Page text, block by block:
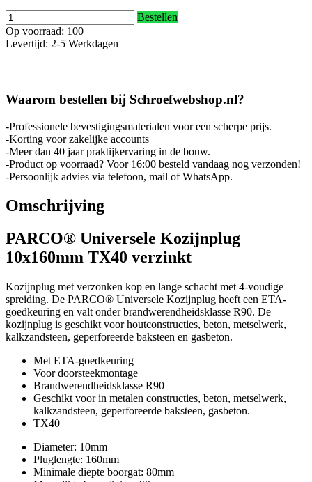
Bestellen
Op voorraad: 100
Levertijd: 2-5 Werkdagen
Waarom bestellen bij Schroefwebshop.nl?
-Professionele bevestigingsmaterialen voor een scherpe prijs.
-Korting voor zakelijke accounts
-Meer dan 40 jaar praktijkervaring in de bouw.
-Product op voorraad? Voor 16:00 besteld vandaag nog verzonden!
-Persoonlijk advies via telefoon, mail of WhatsApp.
Omschrijving
PARCO® Universele Kozijnplug
10x160mm TX40 verzinkt
Kozijnplug met verzonken kop en lange schacht met 4-voudige
spreiding. De PARCO® Universele Kozijnplug heeft een ETA-
goedkeuring en valt onder brandwerendheidsklasse R90. De
kozijnplug is geschikt voor houtconstructies, beton, metselwerk,
kalkzandsteen, geperforeerde baksteen en gasbeton.
Met ETA-goedkeuring
Voor doorsteekmontage
Brandwerendheidsklasse R90
Geschikt voor in metalen constructies, beton, metselwerk,
kalkzandsteen, geperforeerde baksteen, gasbeton.
TX40
Diameter: 10mm
Pluglengte: 160mm
Minimale diepte boorgat: 80mm